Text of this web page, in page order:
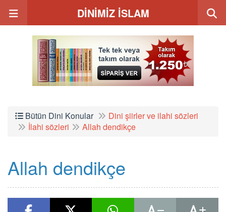
DİNİMİZ İSLAM
Bütün Dini Konular
Dini şiirler ve ilahi sözleri
İlahi sözleri
Allah dendikçe
Allah dendikçe